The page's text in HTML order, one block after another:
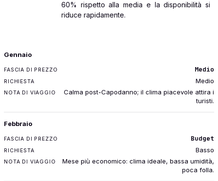
60% rispetto alla media e la disponibilità si
riduce rapidamente.
MESE
Gennaio
Medio
Medio
Calma post-Capodanno; il clima piacevole attira i
turisti.
Febbraio
Budget
Basso
Mese più economico: clima ideale, bassa umidità,
poca folla.